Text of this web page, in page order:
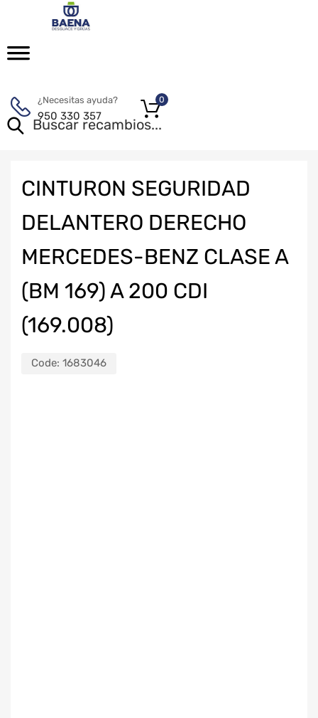
¿Necesitas ayuda?
950 330 357
0
CINTURON SEGURIDAD
DELANTERO DERECHO
MERCEDES-BENZ CLASE A
(BM 169) A 200 CDI
(169.008)
Code: 1683046